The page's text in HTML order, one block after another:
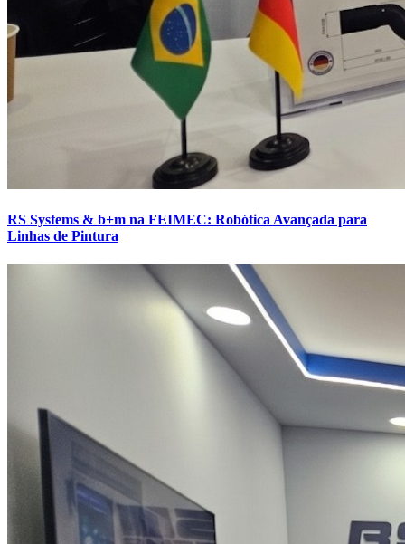
RS Systems & b+m na FEIMEC: Robótica Avançada para
Linhas de Pintura